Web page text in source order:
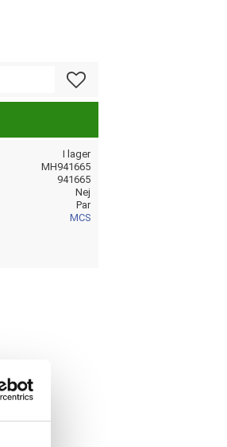
I lager
MH941665
941665
Nej
Par
MCS